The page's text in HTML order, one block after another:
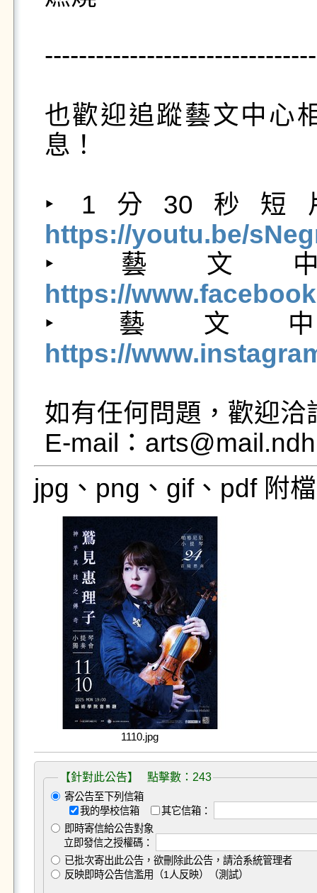
也歡迎追蹤藝文中心
息！
‣ 1分30秒短
https://youtu.be/
‣ 藝文中
https://
‣ 藝文中
https://
如有任何問題，歡迎
E-mail：
jpg、png、gif、pdf 附
1110.jpg
【針對此公告】 點擊數：243
寄公告至下列信箱
我的學校信箱
其它信箱：
即時寄信給公告對象
立即發信之授權碼：
已批次寄出此公告，欲刪除此公告，請洽系統管理者
反映即時公告信濫用（1人反映）（測試）